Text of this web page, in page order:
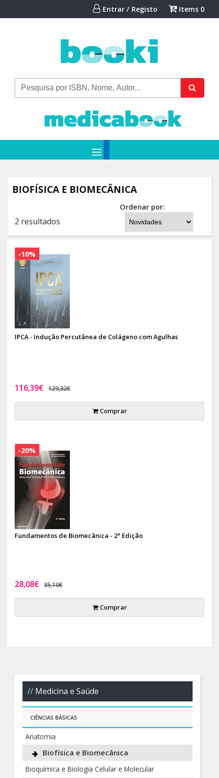
Entrar / Registo Items 0
BIOFÍSICA E BIOMECÂNICA
2 resultados
Ordenar por:
IPCA - Indução Percutânea de Colágeno com Agulhas
116,39€ 129,32€
Comprar
-10%
Fundamentos de Biomecânica - 2ª Edição
28,08€ 35,10€
Comprar
-20%
Medicina e Saúde
CIÊNCIAS BÁSICAS
Anatomia
Biofísica e Biomecânica
Bioquímica e Biologia Celular e Molecular